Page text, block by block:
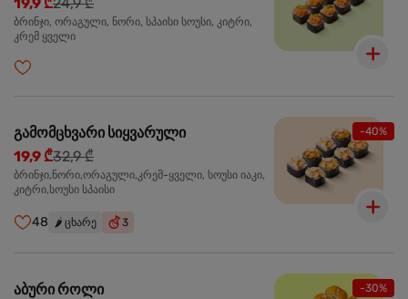
ბრინჯი, ორაგული, ნორი, სპაისი სოუსი, კიტრი,
კრემ ყველი
-40%
გამომცხვარი სიყვარული
19,9 ₾32,9 ₾
ბრინჯი,ნორი,ორაგული,კრემ-ყველი, სოუსი იაკი,
კიტრი,სოუსი სპაისი
48 🌶️ ცხარე 3
-30%
აბური როლი